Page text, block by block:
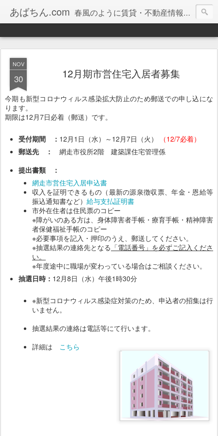
あばちん.com 春風のように賃貸・不動産情報をお届けしております。
NOV
30 12月期市営住宅入居者募集
今期も新型コロナウィルス感染拡大防止のため郵送での申し込にな
ります。
期限は12月7日必着（郵送）です。
受付期間 ： 12月1日（水）～12月7日（火）
（12/7必着）
郵送先 ： 網走市役所2階 建築課住宅管理係
提出書類 ：
網走市営住宅入居申込書
収入を証明できるもの（最新の源泉徴収票、年金・恩給等
振込通知書など） 給与支払証明書
市外在住者は住民票のコピー
※障がいのある方は、身体障害者手帳・療育手帳・精神障害
者保健福祉手帳のコピー
※必要事項を記入・押印のうえ、郵送してください。
※抽選結果の連絡先となる 「電話番号」を必ずご記入くださ
い。
※年度途中に職場が変わっている場合はご相談ください。
抽選日時： 12月8日（水）午後1時30分
※新型コロナウィルス感染症対策のため、申込者の招集は行
いません。
抽選結果の連絡は電話等にて行います。
詳細は こちら